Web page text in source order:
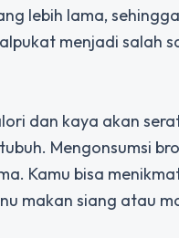
lebih lama,
menjadi salah
dan kaya akan
Mengonsumsi
Kamu bisa
makan siang atau